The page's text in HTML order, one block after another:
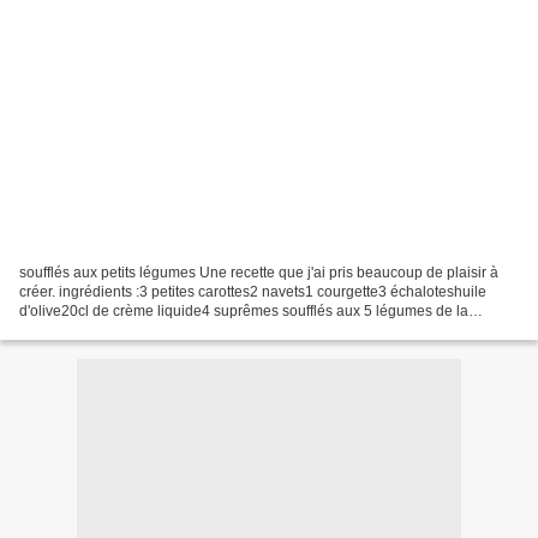
soufflés aux petits légumes Une recette que j'ai pris beaucoup de plaisir à
créer. ingrédients :3 petites carottes2 navets1 courgette3 échaloteshuile
d'olive20cl de crème liquide4 suprêmes soufflés aux 5 légumes de la